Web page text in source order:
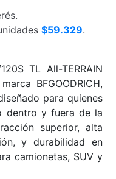
$59.329.
TL All-TERRAIN
BFGOODRICH,
para quienes
dentro y fuera de la
superior, alta
y durabilidad en
camionetas, SUV y